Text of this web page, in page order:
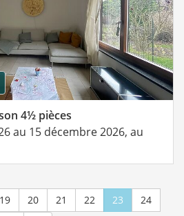
4½ pièces
au 15 décembre 2026, au
19 20 21 22 23
24